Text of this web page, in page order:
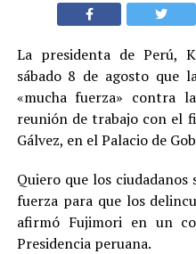
La presidenta de Perú,
sábado 8 de agosto que
«mucha fuerza» contra
reunión de trabajo con el
Gálvez, en el Palacio de
Quiero que los
fuerza para que los
afirmó Fujimori en un
Presidencia peruana.